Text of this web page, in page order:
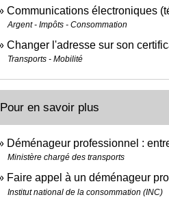
Communications électroniques
Argent - Impôts - Consommation
Changer l'adresse sur son
Transports - Mobilité
Pour en savoir plus
Déménageur professionnel :
Ministère chargé des transports
Faire appel à un déménageur
Institut national de la consommation (INC)